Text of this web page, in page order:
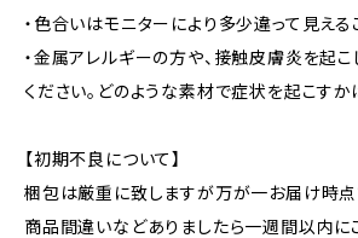
・色合いはモニターにより多少違って見える
・金属アレルギーの方や、接触皮膚炎を起
ください。どのような素材で症状を起こすか
【初期不良について】
梱包は厳重に致しますが万が一お届け時点
商品間違いなどありましたら一週間以内に